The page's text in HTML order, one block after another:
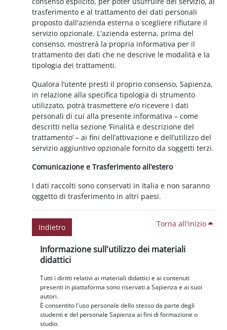
trasferimento e al trattamento dei dati personali
proposto dall'azienda esterna o scegliere rifiutare il
servizio opzionale. L'azienda esterna, prima del
consenso, mostrerà la propria informativa per il
trattamento dei dati che ne descrive le modalità e la
tipologia dei trattamenti.
Qualora l’utente presti il proprio consenso, Sapienza,
in relazione alla specifica tipologia di strumento
utilizzato, potrà trasmettere e/o ricevere i dati
personali di cui alla presente informativa – come
descritti nella sezione ‘Finalità e descrizione del
trattamento’ – ai fini dell’attivazione e dell’utilizzo del
servizio aggiuntivo opzionale fornito da soggetti terzi.
Comunicazione e Trasferimento all’estero
I dati raccolti sono conservati in Italia e non saranno
oggetto di trasferimento in altri paesi.
Indietro Torna all'inizio
Blocchi
Informazione sull'utilizzo dei materiali
didattici
Tutti i diritti relativi ai materiali didattici e ai contenuti
presenti in piattaforma sono riservati a Sapienza e ai suoi
autori.
È consentito l'uso personale dello stesso da parte degli
studenti e del personale Sapienza ai fini di formazione o
studio.